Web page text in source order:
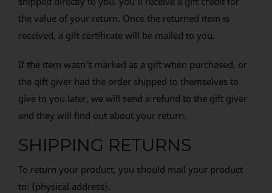
the value of your return. Once the returned item is
received, a gift certificate will be mailed to you.
If the item wasn’t marked as a gift when purchased, or
the gift giver had the order shipped to themselves to
give to you later, we will send a refund to the gift giver
and they will find out about your return.
SHIPPING RETURNS
To return your product, you should mail your product
to: {physical address}.